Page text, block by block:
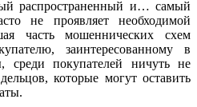
распространенный и… самый
не проявляет необходимой
часть мошеннических схем
заинтересованному в
среди покупателей ничуть не
которые могут оставить